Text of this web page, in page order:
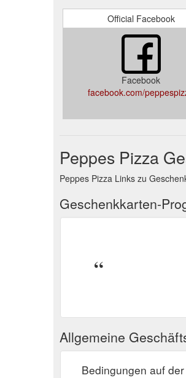
Official Facebook
Facebook
facebook.com/
Peppes Pizza
Peppes Pizza Links zu
Geschenkkarten-
Allgemeine
Bedingungen auf